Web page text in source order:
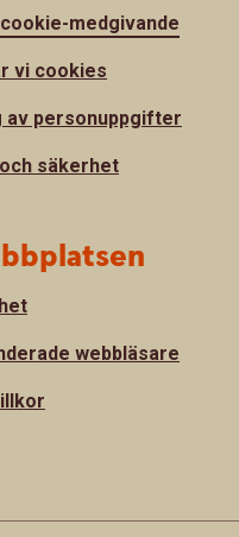
medgivande
vi cookies
av personuppgifter
säkerhet
webbläsare